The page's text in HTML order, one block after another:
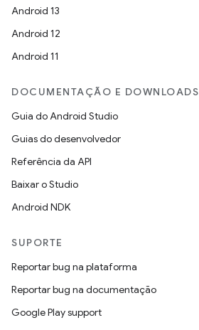
Android 13
Android 12
Android 11
DOCUMENTAÇÃO E DOWNLOADS
Guia do Android Studio
Guias do desenvolvedor
Referência da API
Baixar o Studio
Android NDK
SUPORTE
Reportar bug na plataforma
Reportar bug na documentação
Google Play support